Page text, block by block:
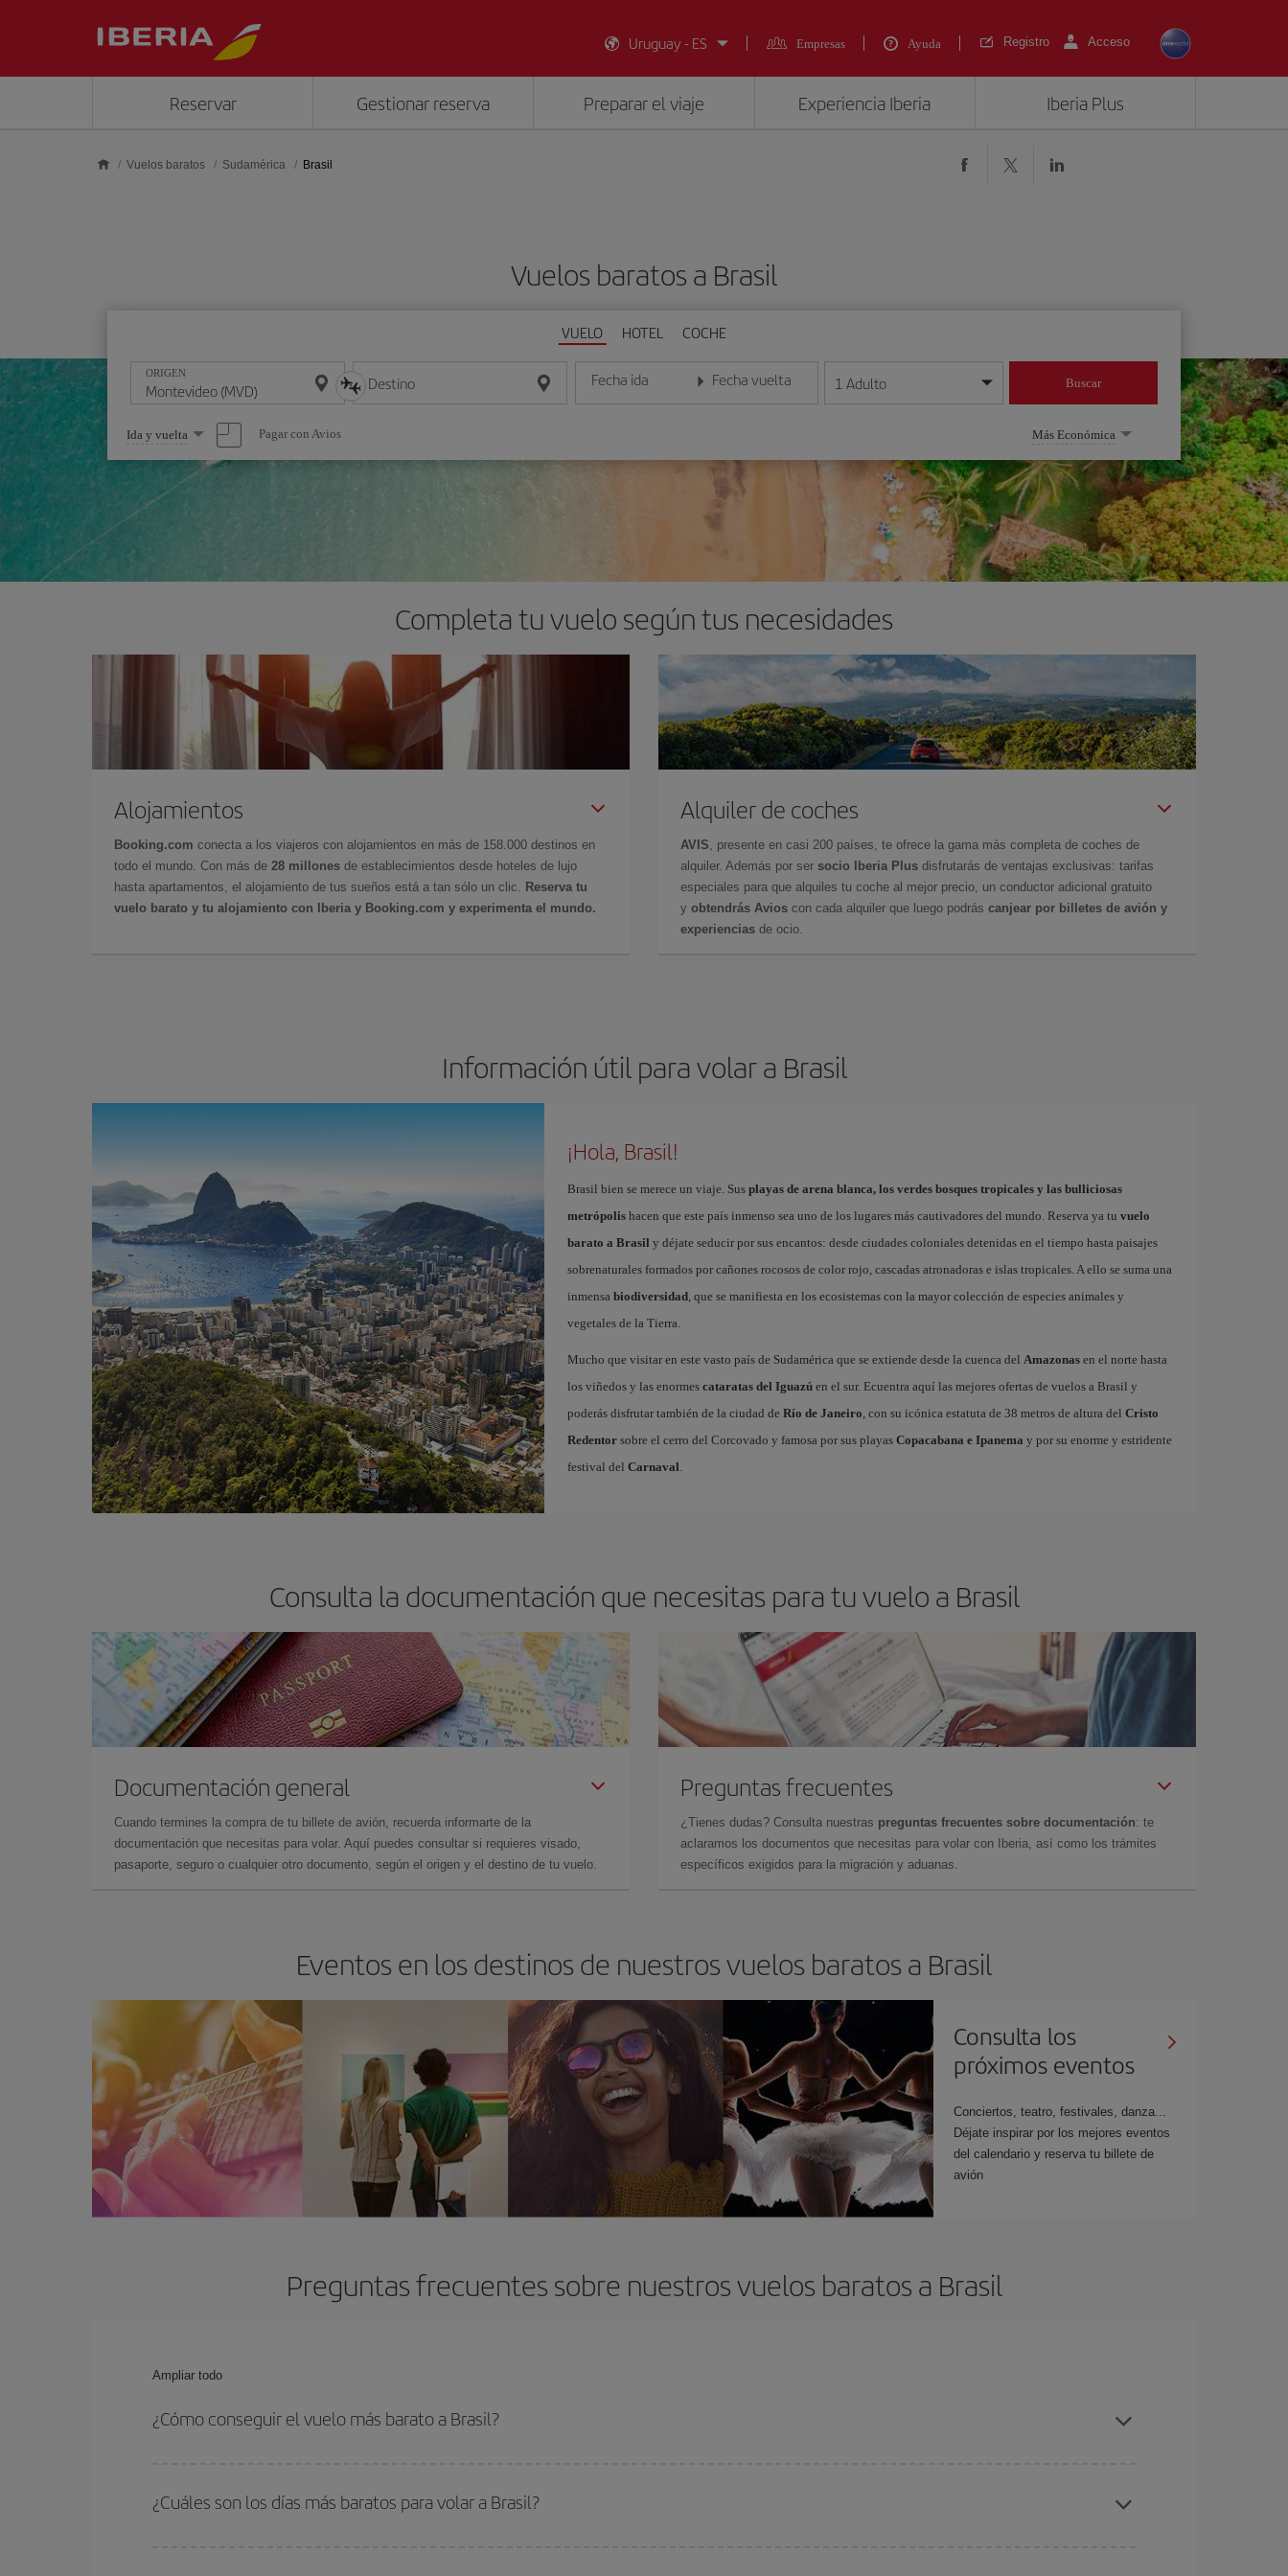
Uruguay - ES
Empresas Ayuda Registro Acceso
Reservar Gestionar reserva Preparar el viaje Experiencia Iberia Iberia Plus
Vuelos baratos Sudamérica Brasil
Vuelos baratos a Brasil
VUELO HOTEL COCHE
ORIGEN Destino Fecha ida
Introduce la fecha en formato día/mes/año
Fecha vuelta
Introduce la fecha en formato día/mes/año
1 Adulto Buscar
Seleccione
una
opción
Ida y vuelta Pagar con Avios Más Económica
Completa tu vuelo según tus necesidades
Alojamientos
Booking.com conecta a los viajeros con alojamientos en más de 158.000 destinos en
todo el mundo. Con más de 28 millones de establecimientos desde hoteles de lujo
hasta apartamentos, el alojamiento de tus sueños está a tan sólo un clic.
Reserva tu
vuelo barato y tu alojamiento con Iberia y Booking.com y experimenta el mundo.
Alquiler de coches
AVIS , presente en casi 200 países, te ofrece la gama más completa de coches de
alquiler. Además por ser socio Iberia Plus disfrutarás de ventajas exclusivas: tarifas
especiales para que alquiles tu coche al mejor precio, un conductor adicional gratuito
y obtendrás Avios con cada alquiler que luego podrás canjear por billetes de avión y
experiencias de ocio.
Información útil para volar a Brasil
¡Hola, Brasil!
Brasil bien se merece un viaje. Sus playas de arena blanca, los verdes bosques tropicales y las bulliciosas
metrópolishacen que este país inmenso sea uno de los lugares más cautivadores del mundo. Reserva ya tu vuelo
barato a Brasil y déjate seducir por sus encantos: desde ciudades coloniales detenidas en el tiempo hasta paisajes
sobrenaturales formados por cañones rocosos de color rojo, cascadas atronadoras e islas tropicales. A ello se suma una
inmensa biodiversidad, que se manifiesta en los ecosistemas con la mayor colección de especies animales y
vegetales de la Tierra.
Mucho que visitar en este vasto país de Sudamérica que se extiende desde la cuenca del Amazonasen el norte hasta
los viñedos y las enormes cataratas del Iguazúen el sur. Ecuentra aquí las mejores ofertas de vuelos a Brasil y
poderás disfrutar también de la ciudad de Río de Janeiro , con su icónica estatuta de 38 metros de altura del Cristo
Redentorsobre el cerro del Corcovado y famosa por sus playas Copacabana e Ipanema y por su enorme y estridente
festival del Carnaval
Consulta la documentación que necesitas para tu vuelo a Brasil
Documentación general
Cuando termines la compra de tu billete de avión, recuerda informarte de la
documentación que necesitas para volar. Aquí puedes consultar si requieres visado,
pasaporte, seguro o cualquier otro documento, según el origen y el destino de tu vuelo.
Preguntas frecuentes
¿Tienes dudas? Consulta nuestras preguntas frecuentes sobre documentación: te
aclaramos los documentos que necesitas para volar con Iberia, así como los trámites
específicos exigidos para la migración y aduanas.
Eventos en los destinos de nuestros vuelos baratos a Brasil
Consulta los
próximos eventos
Conciertos, teatro, festivales, danza...
Déjate inspirar por los mejores eventos
del calendario y reserva tu billete de
avión
Preguntas frecuentes sobre nuestros vuelos baratos a Brasil
Ampliar todo
¿Cómo conseguir el vuelo más barato a Brasil?
vuelta. Además, si no tienes decidido un destino concreto para tu viaje, mira nuestras ofertas y déjate inspirar: seguro que encuentras el vuelo más barato.
¿Cuáles son los días más baratos para volar a Brasil?